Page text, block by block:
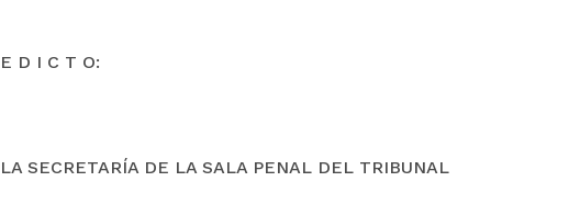
E D I C T O:
LA SECRETARÍA DE LA SALA PENAL DEL TRIBUNAL